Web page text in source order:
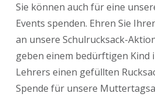
Sie können auch für eine
Events spenden. Ehren Sie
an unsere Schulrucksack-
geben einem bedürftigen Kind
Lehrers einen gefüllten
Spende für unsere